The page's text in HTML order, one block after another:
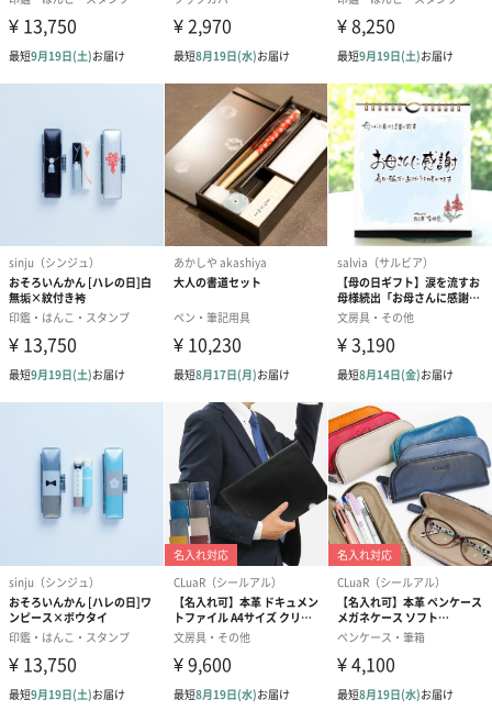
ゴールド（390円） ピンク（390円） グリーン（
生花
生花のブーケを同梱します。
※9-15時にご注文いただく場合、最短のお届け可能日が通常より
も1日遅くなります。
シーズンブーケ（ひま
わり）（1,880円）
ブーケ（ホワイトグリ
ーン）（1,650円）
ブーケ（ピン
（1,650円）
ドライフラワー・プリザーブドフラワー
自然のお花で作ったドライフラワー・プリザーブドフラワーを同